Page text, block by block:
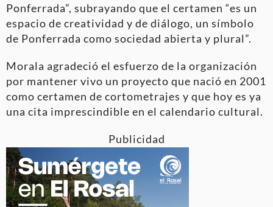
Ponferrada”, subrayando que el certamen “es un
espacio de creatividad y de diálogo, un símbolo
de Ponferrada como sociedad abierta y plural”.
Morala agradeció el esfuerzo de la organización
por mantener vivo un proyecto que nació en 2001
como certamen de cortometrajes y que hoy es ya
una cita imprescindible en el calendario cultural.
Publicidad